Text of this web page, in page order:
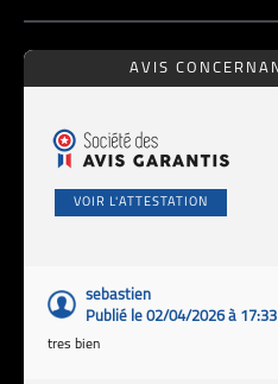
AVIS
VOIR L'ATTESTATION
sebastien
Publié le 02/04/2026 à 17:33
tres bien